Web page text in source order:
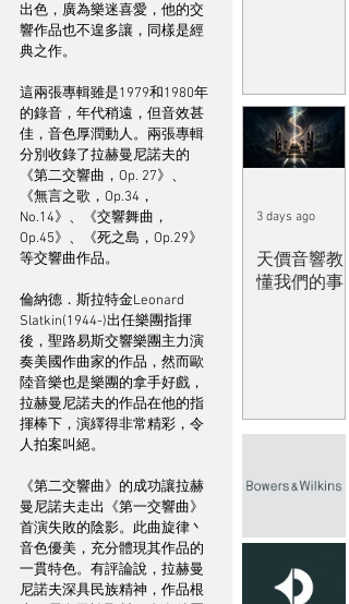
出色，廣為樂迷喜愛，他的交
響作品也不遑多讓，同樣是經
典之作。
這兩張專輯雖是1979和1980年
的錄音，年代稍遠，但音效甚
佳，音色厚潤動人。兩張專輯
分別收錄了拉赫曼尼諾夫的
《第二交響曲，Op. 27》、
《無言之歌，Op.34，
No.14》、《交響舞曲，
Op.45》、《死之島，Op.29》
等交響曲作品。
倫納德．斯拉特金Leonard
Slatkin(1944-)出任樂團指揮
後，聖路易斯交響樂團主力演
奏美國作曲家的作品，然而歐
陸音樂也是樂團的拿手好戲，
拉赫曼尼諾夫的作品在他的指
揮棒下，演繹得非常精彩，令
人拍案叫絕。
《第二交響曲》的成功讓拉赫
曼尼諾夫走出《第一交響曲》
首演失敗的陰影。此曲旋律丶
音色優美，充分體現其作品的
一貫特色。有評論說，拉赫曼
尼諾夫深具民族精神，作品根
天價音響教
懂我們的事
3 days ago